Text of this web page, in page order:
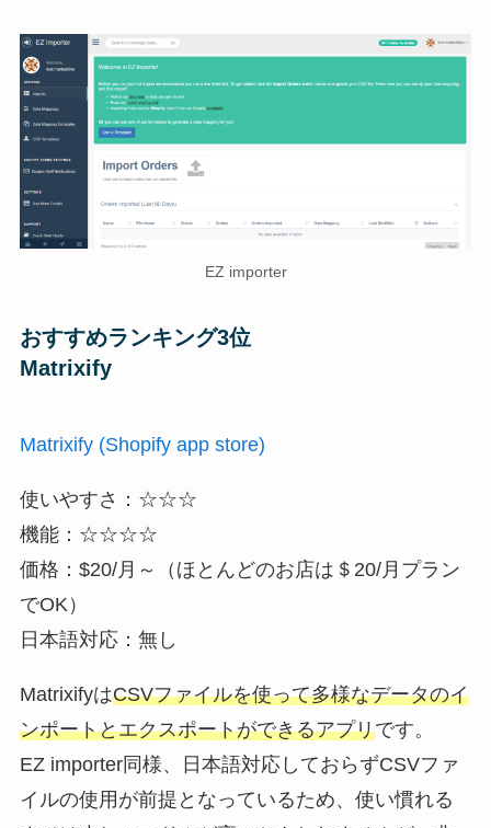
EZ importer
おすすめランキング3位
Matrixify
Matrixify (Shopify app store)
使いやすさ：☆☆☆
機能：☆☆☆☆
価格：$20/月～（ほとんどのお店は＄20/月プラン
でOK）
日本語対応：無し
MatrixifyはCSVファイルを使って多様なデータのイ
ンポートとエクスポートができるアプリです。
EZ importer同様、日本語対応しておらずCSVファ
イルの使用が前提となっているため、使い慣れる